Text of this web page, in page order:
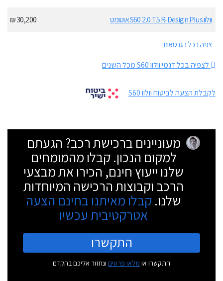
וולוו S60 2.0 T5 R-Design Plus אוטומט 30,200 ₪
צפה בכל הגרסאות
לצפיה בכל דגמי וולוו S60 מכל השנים
לקבלת הצעה לביטוח וולוו S60
מעוניינים ברכישת רכב? הגעתם
למקום הנכון. קבלו מהמומחים
שלנו ייעוץ חינם, הכירו את מבצעי
הרכב וקבוצות הרכישה המיוחדות
שלנו. קבלו מאיתנו בחינם הצעה
אטרקטיבית עכשיו
התקשרו
התקשרו או מלאו פרטים ונחזור אליכם בהקדם